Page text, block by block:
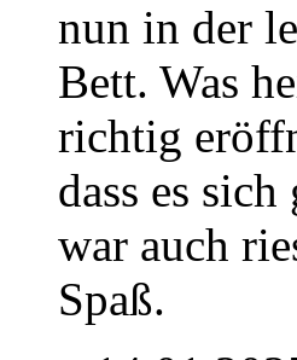
nun in der
Bett. Was
richtig
dass es
war auch
Spaß.